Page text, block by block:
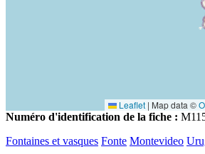
Leaflet | Map data ©
Numéro d'identification de la fiche :
Fontaines et vasques Fonte Montevideo